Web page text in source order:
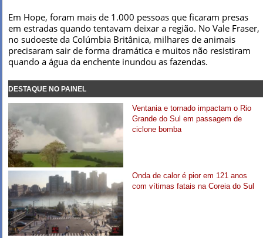
Em Hope, foram mais de 1.000 pessoas que ficaram presas
em estradas quando tentavam deixar a região. No Vale Fraser,
no sudoeste da Colúmbia Britânica, milhares de animais
precisaram sair de forma dramática e muitos não resistiram
quando a água da enchente inundou as fazendas.
DESTAQUE NO PAINEL
Ventania e tornado impactam o Rio
Grande do Sul em passagem de
ciclone bomba
Onda de calor é pior em 121 anos
com vítimas fatais na Coreia do Sul